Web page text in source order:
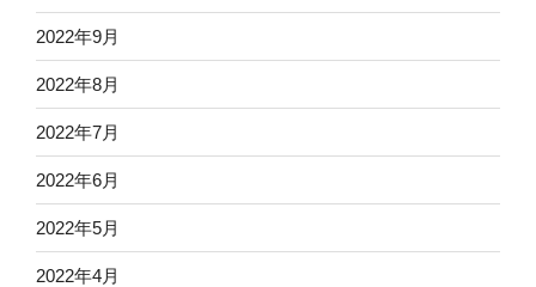
2022年9月
2022年8月
2022年7月
2022年6月
2022年5月
2022年4月